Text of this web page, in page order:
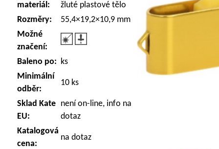
materiál:
žluté plastové tělo
Rozměry:
55,4×19,2×10,9 mm
Možné
značení:
Baleno po: ks
Minimální
odběr:
10 ks
Sklad Kate
EU:
není on-line, info na
dotaz
Katalogová
cena:
na dotaz